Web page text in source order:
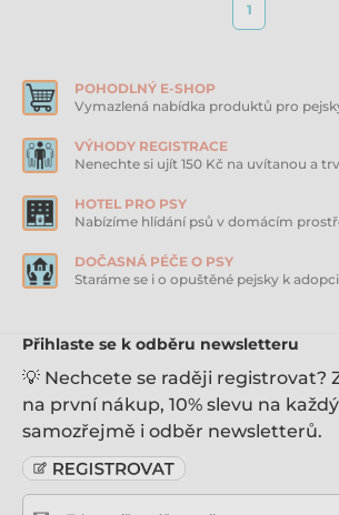
1
POHODLNÝ E-SHOP
Vymazlená nabídka produktů pro
VÝHODY REGISTRACE
Nenechte si ujít 150 Kč na uvítanou a
HOTEL PRO PSY
Nabízíme hlídání psů v domácím
DOČASNÁ PÉČE O PSY
Staráme se i o opuštěné pejsky k adopci
Přihlaste se k odběru newsletteru
💡 Nechcete se raději registrovat?
na první nákup, 10% slevu na
samozřejmě i odběr newsletterů.